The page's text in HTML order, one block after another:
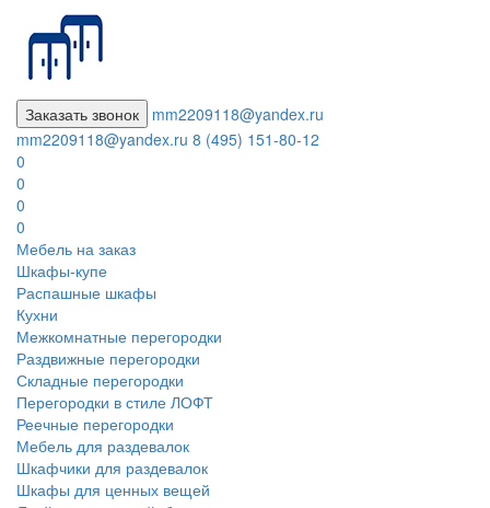
Заказать звонок
mm2209118@yandex.ru
mm2209118@yandex.ru 8 (495) 151-80-12
0
0
0
0
Мебель на заказ
Шкафы-купе
Распашные шкафы
Кухни
Межкомнатные перегородки
Раздвижные перегородки
Складные перегородки
Перегородки в стиле ЛОФТ
Реечные перегородки
Мебель для раздевалок
Шкафчики для раздевалок
Шкафы для ценных вещей